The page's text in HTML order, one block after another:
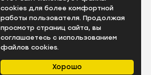
Хорошо
cookies для более комфортной
работы пользователя. Продолжая
просмотр страниц сайта, вы
соглашаетесь с использованием
файлов cookies.